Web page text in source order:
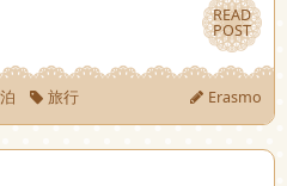
READ
POST
READ
POST
旅行 Erasmo